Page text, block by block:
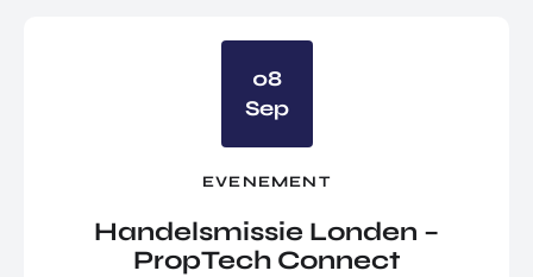
08
Sep
EVENEMENT
Handelsmissie Londen –
PropTech Connect